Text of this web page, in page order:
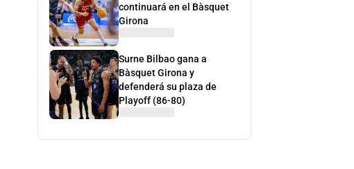
continuará en el Bàsquet
Girona
Surne Bilbao gana a
Bàsquet Girona y
defenderá su plaza de
Playoff (86-80)